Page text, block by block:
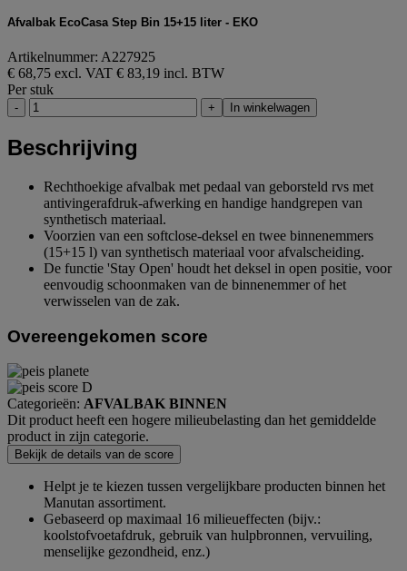
Afvalbak EcoCasa Step Bin 15+15 liter - EKO
Artikelnummer: A227925
€ 68,75 excl. VAT € 83,19 incl. BTW
Per stuk
- + In winkelwagen
Beschrijving
Rechthoekige afvalbak met pedaal van geborsteld rvs met
antivingerafdruk-afwerking en handige handgrepen van
synthetisch materiaal.
Voorzien van een softclose-deksel en twee binnenemmers
(15+15 l) van synthetisch materiaal voor afvalscheiding.
De functie 'Stay Open' houdt het deksel in open positie, voor
eenvoudig schoonmaken van de binnenemmer of het
verwisselen van de zak.
Overeengekomen score
Categorieën: AFVALBAK BINNEN
Dit product heeft een hogere milieubelasting dan het gemiddelde
product in zijn categorie.
Bekijk de details van de score
Helpt je te kiezen tussen vergelijkbare producten binnen het
Manutan assortiment.
Gebaseerd op maximaal 16 milieueffecten (bijv.:
koolstofvoetafdruk, gebruik van hulpbronnen, vervuiling,
menselijke gezondheid, enz.)